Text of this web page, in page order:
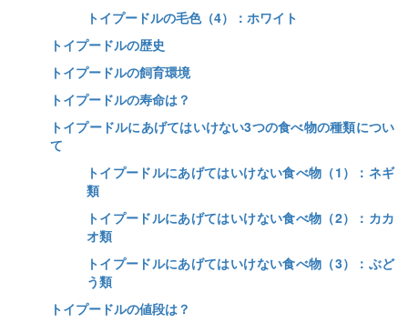
トイプードルの毛色（4）：ホワイト
トイプードルの歴史
トイプードルの飼育環境
トイプードルの寿命は？
トイプードルにあげてはいけない3つの食べ物の種類につい
て
トイプードルにあげてはいけない食べ物（1）：ネギ
類
トイプードルにあげてはいけない食べ物（2）：カカ
オ類
トイプードルにあげてはいけない食べ物（3）：ぶど
う類
トイプードルの値段は？